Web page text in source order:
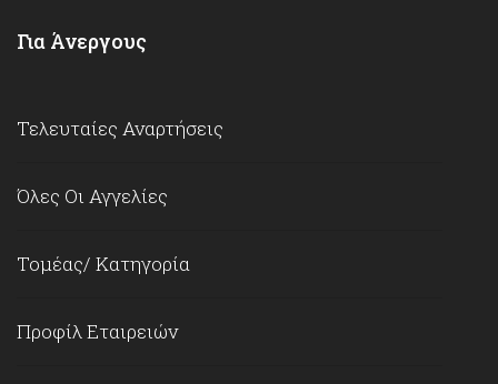
Για Άνεργους
Τελευταίες Αναρτήσεις
Όλες Οι Αγγελίες
Τομέας/ Κατηγορία
Προφίλ Εταιρειών